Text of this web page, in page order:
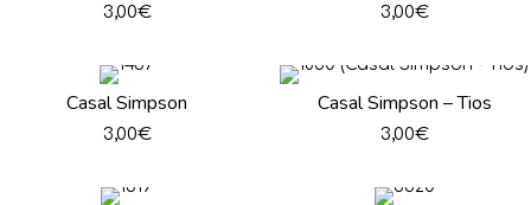
3,00€ 3,00€
Casal Simpson
3,00€
Casal Simpson – Tios
3,00€